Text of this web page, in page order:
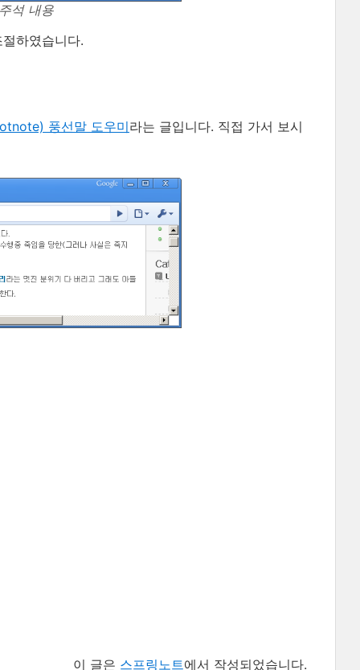
석 내용
하였습니다.
풍선말 도우미라는 글입니다. 직접 가서 보시
이 글은 스프링노트에서 작성되었습니다.